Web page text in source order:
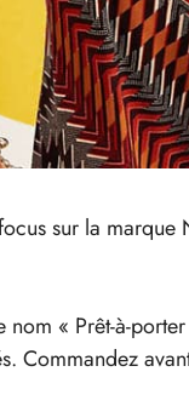
sur la
« Prêt-à-
Commandez